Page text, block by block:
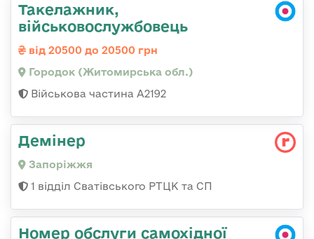
Такелажник,
військовослужбовець
від 20500 до 20500 грн
Городок (Житомирська обл.)
Військова частина А2192
Демінер
Запоріжжя
1 відділ Сватівського РТЦК та СП
Номер обслуги самохідної